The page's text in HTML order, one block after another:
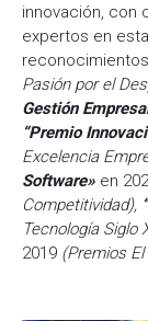
innovación, con
expertos en
Pasión por el
Gestión
“Premio
Excelencia
Software» en
Competitividad),
Tecnología Siglo
2019 (Premios